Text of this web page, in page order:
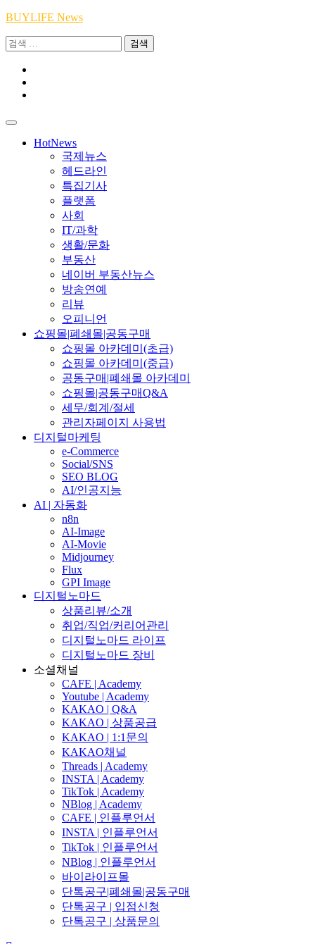
Skip
content
BUYLIFE News
검
HotNews
국제뉴스
헤드라인
특집기사
플랫폼
사회
IT/과학
생활/문화
부동산
네이버 부동산뉴스
방송연예
리뷰
오피니언
쇼핑몰|폐쇄몰|공동구매
쇼핑몰 아카데미(초급)
쇼핑몰 아카데미(중급)
공동구매|폐쇄몰 아카데미
쇼핑몰|공동구매Q&A
세무/회계/절세
관리자페이지 사용법
디지털마케팅
e-Commerce
Social/SNS
SEO BLOG
AI/인공지능
AI | 자동화
n8n
AI-Image
AI-Movie
Midjourney
Flux
GPI Image
디지털노마드
상품리뷰/소개
취업/직업/커리어관리
디지털노마드 라이프
디지털노마드 장비
소셜채널
CAFE | Academy
Youtube | Academy
KAKAO | Q&A
KAKAO | 상품공급
KAKAO | 1:1문의
KAKAO채널
Threads | Academy
INSTA | Academy
TikTok | Academy
NBlog | Academy
CAFE | 인플루언서
INSTA | 인플루언서
TikTok | 인플루언서
NBlog | 인플루언서
바이라이프몰
단톡공구|폐쇄몰|공동구매
단톡공구 | 입점신청
단톡공구 | 상품문의